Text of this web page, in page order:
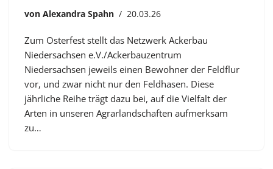
von Alexandra Spahn 20.03.26
Zum Osterfest stellt das Netzwerk Ackerbau
Niedersachsen e.V./Ackerbauzentrum
Niedersachsen jeweils einen Bewohner der Feldflur
vor, und zwar nicht nur den Feldhasen. Diese
jährliche Reihe trägt dazu bei, auf die Vielfalt der
Arten in unseren Agrarlandschaften aufmerksam
zu…